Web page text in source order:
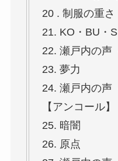
20 . 制服の重さ
21. KO・BU・
22. 瀬戸内の声
23. 夢力
24. 瀬戸内の声
【アンコール】
25. 暗闇
26. 原点